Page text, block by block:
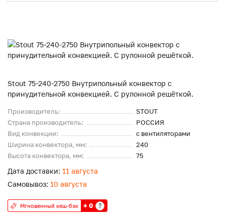
Stout 75-240-2750 Внутрипольный конвектор с
принудительной конвекцией. С рулонной решёткой.
Производитель:
STOUT
Страна производитель:
РОССИЯ
Вид конвекции:
с вентиляторами
Ширина конвектора, мм:
240
Высота конвектора, мм:
75
Дата доставки: 11 августа
Самовывоз: 10 августа
Мгновенный кеш-бэк + 0 ?